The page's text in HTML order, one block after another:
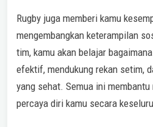
Rugby juga memberi kamu
mengembangkan keterampilan
tim, kamu akan belajar
efektif, mendukung rekan setim,
yang sehat. Semua ini
percaya diri kamu secara